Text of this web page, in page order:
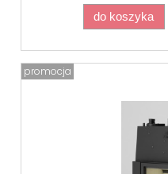
do koszyka
promocja